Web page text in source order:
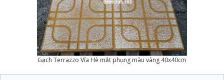
Gạch Terrazzo Vỉa Hè mắt phụng màu vàng 40x40cm